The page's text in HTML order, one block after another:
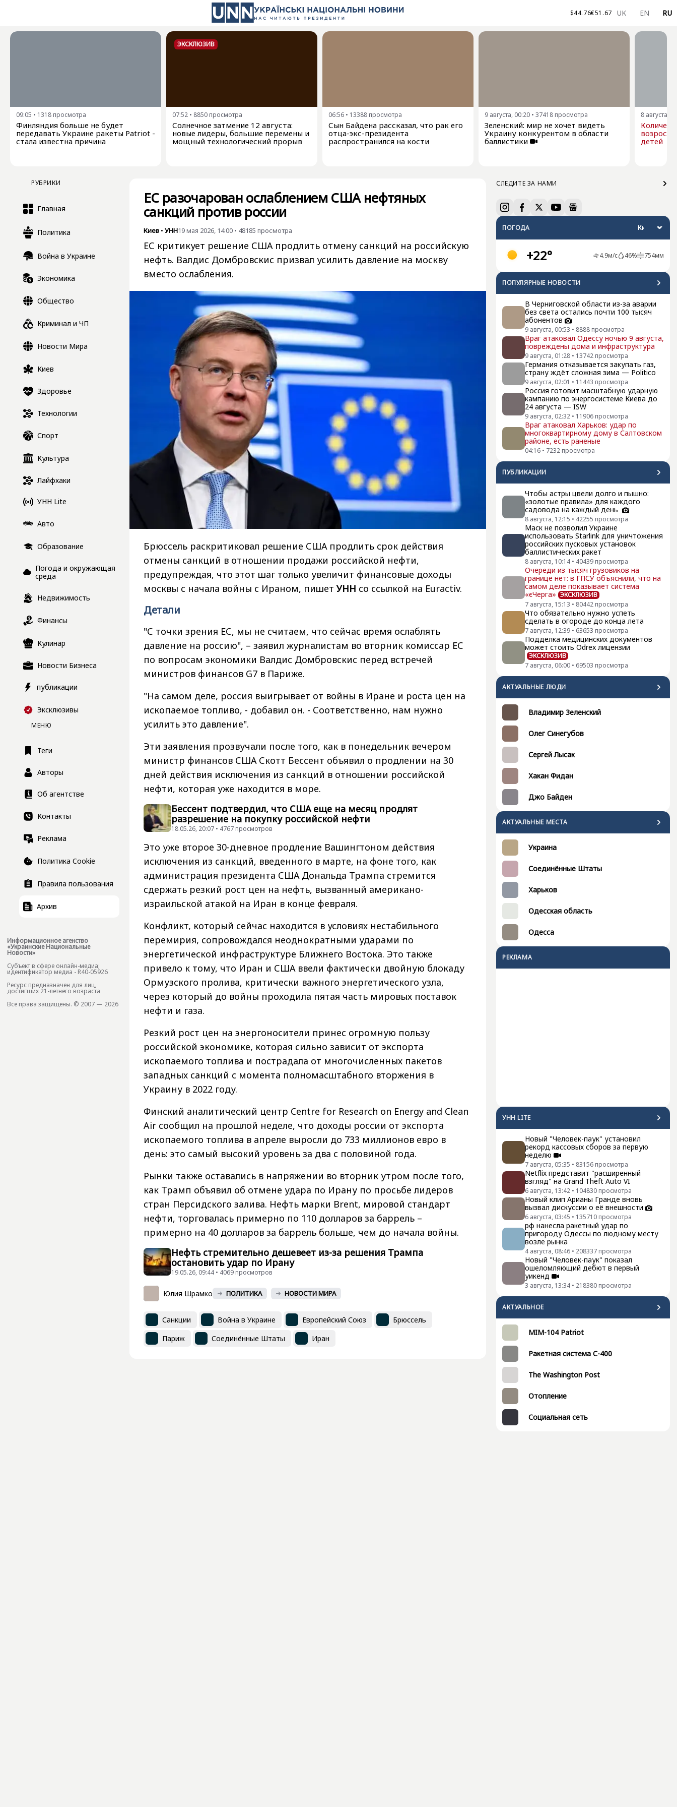
$44.76€51.67 UK EN RU
09:05 • 1318 просмотра
Финляндия больше не будет
передавать Украине ракеты Patriot -
стала известна причина
ЭКСКЛЮЗИВ
07:52 • 8850 просмотра
Солнечное затмение 12 августа:
новые лидеры, большие перемены и
мощный технологический прорыв
06:56 • 13388 просмотра
Сын Байдена рассказал, что рак его
отца-экс-президента
распространился на кости
9 августа, 00:20 • 37418 просмотра
Зеленский: мир не хочет видеть
Украину конкурентом в области
баллистики
8 августа,
детей
РУБРИКИ
Главная
Политика
Война в Украине
Экономика
Общество
Криминал и ЧП
Новости Мира
Киев
Здоровье
Технологии
Спорт
Культура
Лайфхаки
УНН Lite
Авто
Образование
Погода и окружающая
среда
Недвижимость
Финансы
Кулинар
Новости Бизнеса
публикации
Эксклюзивы
МЕНЮ
Теги
Авторы
Об агентстве
Контакты
Реклама
Политика Cookie
Правила пользования
Архив
Информационное агенство
«Украинские Национальные
Новости»
Субъект в сфере онлайн-медиа;
идентификатор медиа - R40-05926
Ресурс предназначен для лиц,
достигших 21-летнего возраста
Все права защищены. © 2007 — 2026
СЛЕДИТЕ ЗА НАМИ
ПОГОДА
+22° 4.9м/с 46% 754мм
ПОПУЛЯРНЫЕ НОВОСТИ
В Черниговской области из-за аварии
без света остались почти 100 тысяч
абонентов
9 августа, 00:53 • 8888 просмотра
Враг атаковал Одессу ночью 9 августа,
повреждены дома и инфраструктура
9 августа, 01:28 • 13742 просмотра
Германия отказывается закупать газ,
страну ждёт сложная зима — Politico
9 августа, 02:01 • 11443 просмотра
Россия готовит масштабную ударную
кампанию по энергосистеме Киева до
24 августа — ISW
9 августа, 02:32 • 11906 просмотра
Враг атаковал Харьков: удар по
многоквартирному дому в Салтовском
районе, есть раненые
04:16 • 7232 просмотра
ПУБЛИКАЦИИ
Чтобы астры цвели долго и пышно:
«золотые правила» для каждого
садовода на каждый день
8 августа, 12:15 • 42255 просмотра
Маск не позволил Украине
использовать Starlink для уничтожения
российских пусковых установок
баллистических ракет
8 августа, 10:14 • 40439 просмотра
Очереди из тысяч грузовиков на
границе нет: в ГПСУ объяснили, что на
самом деле показывает система
«єЧерга» ЭКСКЛЮЗИВ
7 августа, 15:13 • 80442 просмотра
Что обязательно нужно успеть
сделать в огороде до конца лета
7 августа, 12:39 • 63653 просмотра
Подделка медицинских документов
может стоить Odrex лицензии
ЭКСКЛЮЗИВ
7 августа, 06:00 • 69503 просмотра
АКТУАЛЬНЫЕ ЛЮДИ
Владимир Зеленский
Олег Синегубов
Сергей Лысак
Хакан Фидан
Джо Байден
АКТУАЛЬНЫЕ МЕСТА
Украина
Соединённые Штаты
Харьков
Одесская область
Одесса
РЕКЛАМА
УНН LITE
Новый "Человек-паук" установил
рекорд кассовых сборов за первую
неделю
7 августа, 05:35 • 83156 просмотра
Netflix представит "расширенный
взгляд" на Grand Theft Auto VI
6 августа, 13:42 • 104830 просмотра
Новый клип Арианы Гранде вновь
вызвал дискуссии о её внешности
6 августа, 03:45 • 135710 просмотра
рф нанесла ракетный удар по
пригороду Одессы по людному месту
возле рынка
4 августа, 08:46 • 208337 просмотра
Новый "Человек-паук" показал
ошеломляющий дебют в первый
уикенд
3 августа, 13:34 • 218380 просмотра
АКТУАЛЬНОЕ
MIM-104 Patriot
Ракетная система С-400
The Washington Post
Отопление
Социальная сеть
ЕС разочарован ослаблением США нефтяных
санкций против россии
Киев • УНН19 мая 2026, 14:00 • 48185 просмотра
ЕС критикует решение США продлить отмену санкций на российскую
нефть. Валдис Домбровскис призвал усилить давление на москву
вместо ослабления.
Брюссель раскритиковал решение США продлить срок действия
отмены санкций в отношении продажи российской нефти,
предупреждая, что этот шаг только увеличит финансовые доходы
москвы с начала войны с Ираном, пишетУНН со ссылкой на Euractiv.
Детали
"С точки зрения ЕС, мы не считаем, что сейчас время ослаблять
давление на россию", – заявил журналистам во вторник комиссар ЕС
по вопросам экономики Валдис Домбровскис перед встречей
министров финансов G7 в Париже.
"На самом деле, россия выигрывает от войны в Иране и роста цен на
ископаемое топливо, - добавил он. - Соответственно, нам нужно
усилить это давление".
Эти заявления прозвучали после того, как в понедельник вечером
министр финансов США Скотт Бессент объявил о продлении на 30
дней действия исключения из санкций в отношении российской
нефти, которая уже находится в море.
Бессент подтвердил, что США еще на месяц продлят
разрешение на покупку российской нефти
18.05.26, 20:07 • 4767 просмотров
Это уже второе 30-дневное продление Вашингтоном действия
исключения из санкций, введенного в марте, на фоне того, как
администрация президента США Дональда Трампа стремится
сдержать резкий рост цен на нефть, вызванный американо-
израильской атакой на Иран в конце февраля.
Конфликт, который сейчас находится в условиях нестабильного
перемирия, сопровождался неоднократными ударами по
энергетической инфраструктуре Ближнего Востока. Это также
привело к тому, что Иран и США ввели фактически двойную блокаду
Ормузского пролива, критически важного энергетического узла,
через который до войны проходила пятая часть мировых поставок
нефти и газа.
Резкий рост цен на энергоносители принес огромную пользу
российской экономике, которая сильно зависит от экспорта
ископаемого топлива и пострадала от многочисленных пакетов
западных санкций с момента полномасштабного вторжения в
Украину в 2022 году.
Финский аналитический центр Centre for Research on Energy and Clean
Air сообщил на прошлой неделе, что доходы россии от экспорта
ископаемого топлива в апреле выросли до 733 миллионов евро в
день: это самый высокий уровень за два с половиной года.
Рынки также оставались в напряжении во вторник утром после того,
как Трамп объявил об отмене удара по Ирану по просьбе лидеров
стран Персидского залива. Нефть марки Brent, мировой стандарт
нефти, торговалась примерно по 110 долларов за баррель –
примерно на 40 долларов за баррель больше, чем до начала войны.
Нефть стремительно дешевеет из-за решения Трампа
остановить удар по Ирану
19.05.26, 09:44 • 4069 просмотров
Юлия Шрамко ПОЛИТИКА НОВОСТИ МИРА
Санкции Война в Украине Европейский Союз
Брюссель
Париж
Соединённые Штаты Иран